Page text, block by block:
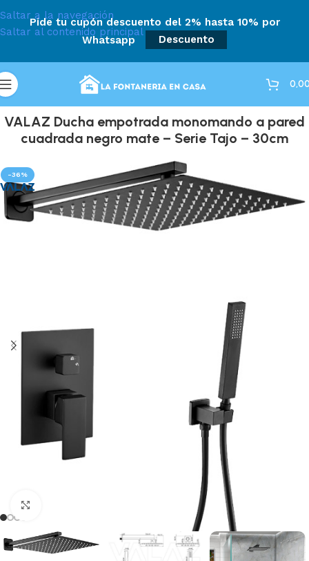
Saltar a la navegación
Saltar al contenido principal
Pide tu cupón descuento del 2% hasta 10% por
Whatsapp
Descuento
VALAZ Ducha empotrada monomando a pared
cuadrada negro mate – Serie Tajo – 30cm
-36%